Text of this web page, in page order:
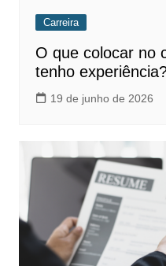
Carreira
O que colocar no
tenho
19 de junho de 2026